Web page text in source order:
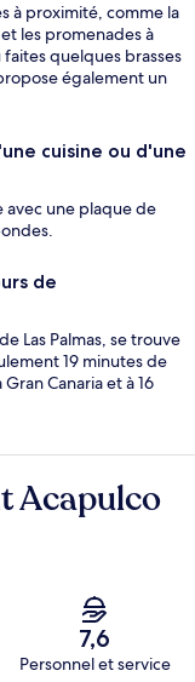
à proximité, comme la
les promenades à
quelques brasses
également un
cuisine ou d'une
avec une plaque de
de
Las Palmas, se trouve
19 minutes de
Canaria et à 16
Acapulco
7,6
Personnel et service